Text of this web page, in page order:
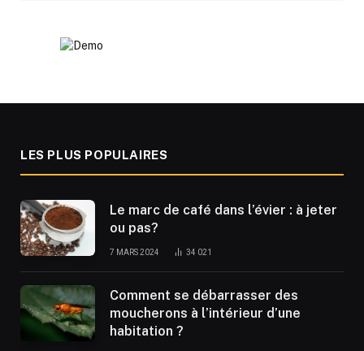
LES PLUS POPULAIRES
Le marc de café dans l’évier : à jeter
ou pas?
7 MARS 2024 34 021
Comment se débarrasser des
moucherons à l’intérieur d’une
habitation ?